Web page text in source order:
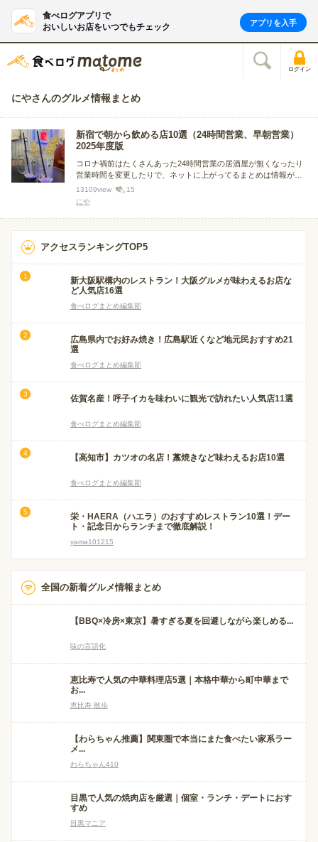
食べログアプリで
おいしいお店をいつでもチェック
アプリを入手
ログイン
にやさんのグルメ情報まとめ
新宿で朝から飲める店10選（24時間営業、早朝営業）
2025年度版
コロナ禍前はたくさんあった24時間営業の居酒屋が無くなったり
営業時間を変更したりで、ネットに上がってるまとめは情報が古
くて参考になりません。食べログの検索項目に24時間営業がない
ので、キーワード検索してもうまくヒットしないのでまとめてみ
13109view
15
にや
アクセスランキングTOP5
新大阪駅構内のレストラン！大阪グルメが味わえるお店な
ど人気店16選
食べログまとめ編集部
広島県内でお好み焼き！広島駅近くなど地元民おすすめ21
選
食べログまとめ編集部
佐賀名産！呼子イカを味わいに観光で訪れたい人気店11選
食べログまとめ編集部
【高知市】カツオの名店！藁焼きなど味わえるお店10選
食べログまとめ編集部
栄・HAERA（ハエラ）のおすすめレストラン10選！デー
ト・記念日からランチまで徹底解説！
yama101215
全国の新着グルメ情報まとめ
【BBQ×冷房×東京】暑すぎる夏を回避しながら楽しめる...
味の言語化
恵比寿で人気の中華料理店5選｜本格中華から町中華まで
お...
恵比寿 散歩
【わらちゃん推薦】関東圏で本当にまた食べたい家系ラー
メ...
わらちゃん410
目黒で人気の焼肉店を厳選｜個室・ランチ・デートにおす
すめ
目黒マニア